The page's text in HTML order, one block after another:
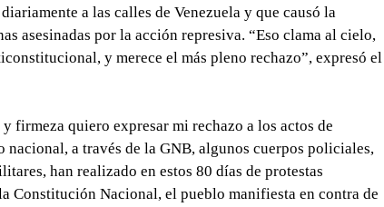
a las calles de Venezuela y que causó la
asesinadas por la acción represiva. “Eso clama al cielo,
y merece el más pleno rechazo”, expresó el
firmeza quiero expresar mi rechazo a los actos de
nacional, a través de la GNB, algunos cuerpos policiales,
han realizado en estos 80 días de protestas
Constitución Nacional, el pueblo manifiesta en contra de